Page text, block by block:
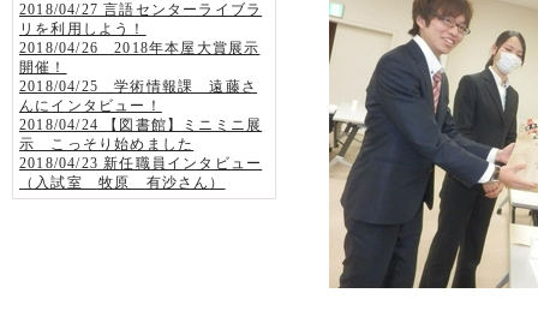
2018/04/27 言語センターライブラ
リを利用しよう！
2018/04/26 2018年本屋大賞展示
開催！
2018/04/25 学術情報課 遠藤さ
んにインタビュー！
2018/04/24 【図書館】ミニミニ展
示 こっそり始めました
2018/04/23 新任職員インタビュー
（入試室 牧原 有沙さん）